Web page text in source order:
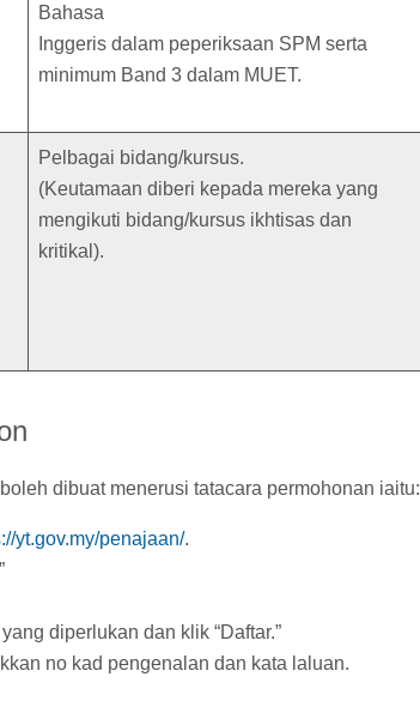
Bahasa
Inggeris dalam peperiksaan SPM serta
minimum Band 3 dalam MUET.
Pelbagai bidang/kursus.
(Keutamaan diberi kepada mereka yang
mengikuti bidang/kursus ikhtisas dan
kritikal).
dibuat menerusi tatacara permohonan iaitu:
yt.gov.my/penajaan/.
diperlukan dan klik “Daftar.”
no kad pengenalan dan kata laluan.